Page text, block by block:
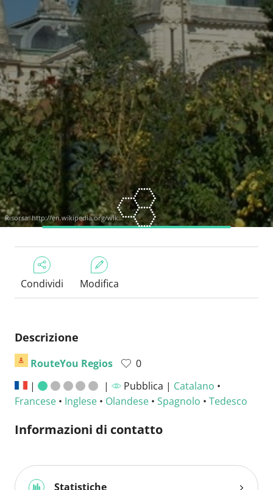
Risorsa:http://en.wikipedia.org/wik...
Condividi Modifica
Descrizione
RouteYou Regios
0
|
| Pubblica | Catalano •
Francese • Inglese • Olandese • Spagnolo • Tedesco
Informazioni di contatto
Statistiche